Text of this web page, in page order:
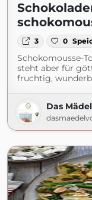
3 0
Schokomousse-
steht aber für
fruchtig,
Das